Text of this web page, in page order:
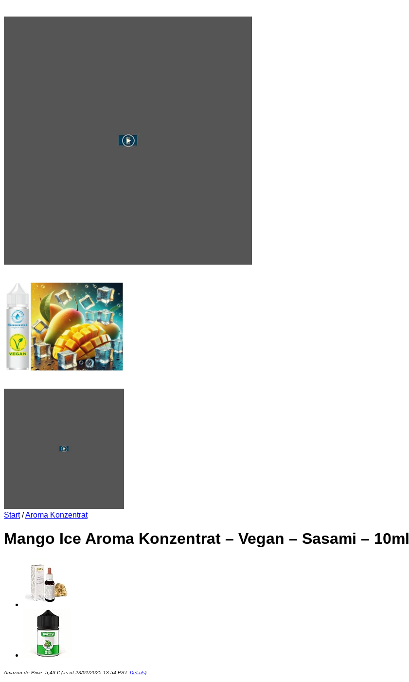
Start /Aroma Konzentrat
Mango Ice Aroma Konzentrat – Vegan – Sasami – 10ml
Amazon.de Price: 5,43 € (as of 23/01/2025 13:54 PST- Details)